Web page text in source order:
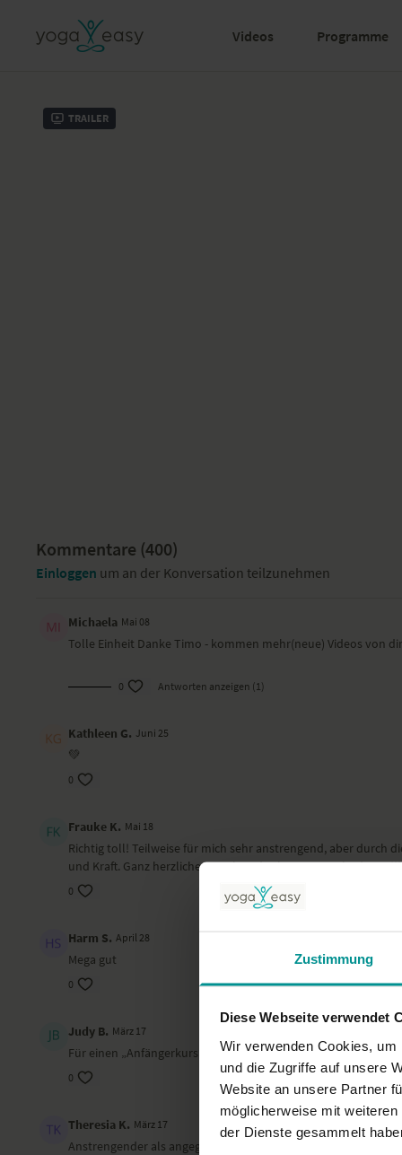
Zustimmung
Diese Webseite verwendet
Wir verwenden Cookies,
und die Zugriffe auf unsere
Website an unsere Partner
möglicherweise mit
der Dienste gesammelt
Videos Programme
Trailer
Kommentare (400)
Einloggen um an der Konversation teilzunehmen
Michaela Mai 08
Tolle Einheit Danke Timo - kommen mehr(neue) Videos von
0 Antworten anzeigen (1)
Kathleen G. Juni 25
💚
0
Frauke K. Mai 18
Richtig toll! Teilweise für mich sehr anstrengend, aber durch
und Kraft. Ganz herzlichen Dank und sehr gerne mehr
0
Harm S. April 28
Mega gut
0
Judy B. März 17
Für einen „Anfängerkurs“ empfinde ich diese Einheit etwas
0
Theresia K. März 17
Anstrengender als angegeben